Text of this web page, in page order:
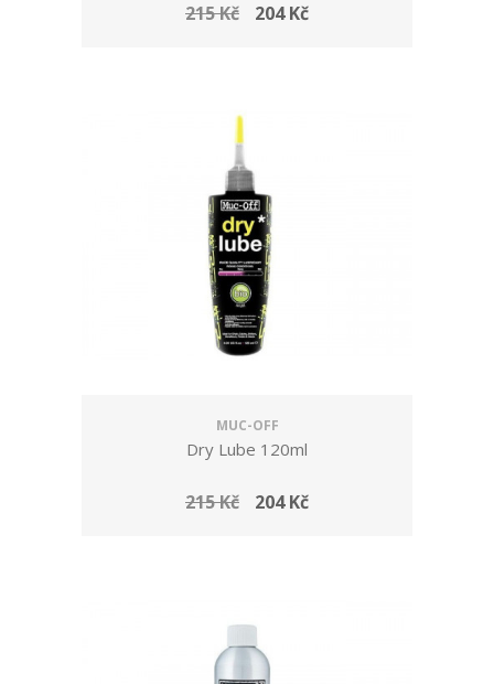
215 Kč 204 Kč
MUC-OFF
Dry Lube 120ml
215 Kč 204 Kč